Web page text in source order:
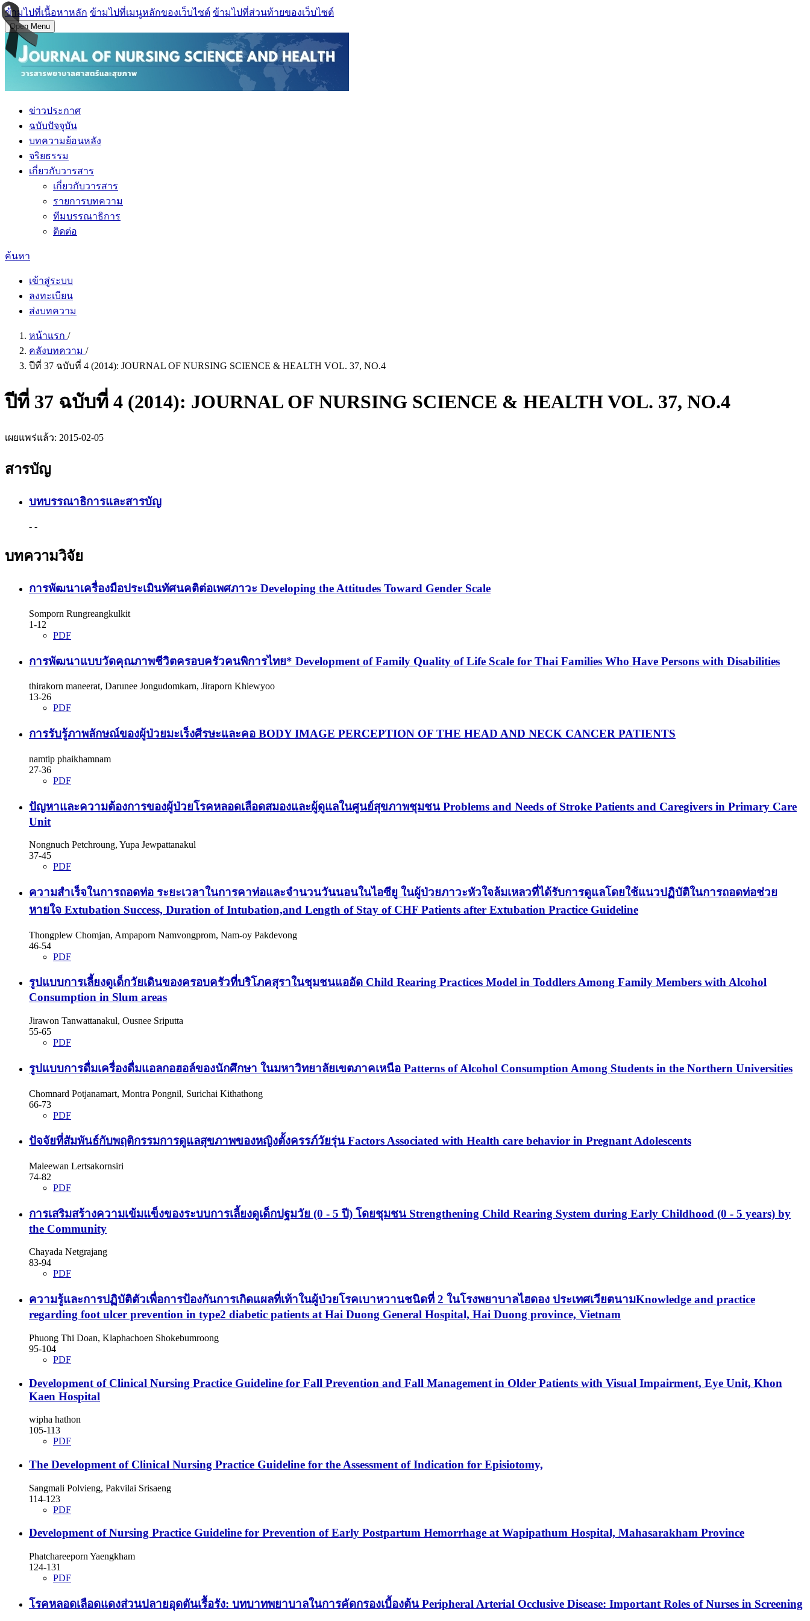
ข้ามไปที่เนื้อหาหลัก ข้ามไปที่เมนูหลักของเว็บไซต์ ข้ามไปที่ส่วนท้ายของเว็บไซต์
Open Menu
ข่าวประกาศ
ฉบับปัจจุบัน
บทความย้อนหลัง
จริยธรรม
เกี่ยวกับวารสาร
เกี่ยวกับวารสาร
รายการบทความ
ทีมบรรณาธิการ
ติดต่อ
ค้นหา
เข้าสู่ระบบ
ลงทะเบียน
ส่งบทความ
หน้าแรก /
คลังบทความ /
ปีที่ 37 ฉบับที่ 4 (2014): JOURNAL OF NURSING SCIENCE & HEALTH VOL. 37, NO.4
ปีที่ 37 ฉบับที่ 4 (2014): JOURNAL OF NURSING SCIENCE & HEALTH VOL. 37, NO.4
เผยแพร่แล้ว: 2015-02-05
สารบัญ
บทบรรณาธิการและสารบัญ
- -
บทความวิจัย
การพัฒนาเครื่องมือประเมินทัศนคติต่อเพศภาวะ Developing the Attitudes Toward Gender Scale
Somporn Rungreangkulkit
1-12
PDF
การพัฒนาแบบวัดคุณภาพชีวิตครอบครัวคนพิการไทย* Development of Family Quality of Life Scale for Thai Families Who Have Persons with Disabilities
thirakorn maneerat, Darunee Jongudomkarn, Jiraporn Khiewyoo
13-26
PDF
การรับรู้ภาพลักษณ์ของผู้ป่วยมะเร็งศีรษะและคอ BODY IMAGE PERCEPTION OF THE HEAD AND NECK CANCER PATIENTS
namtip phaikhamnam
27-36
PDF
ปัญหาและความต้องการของผู้ป่วยโรคหลอดเลือดสมองและผู้ดูแลในศูนย์สุขภาพชุมชน Problems and Needs of Stroke Patients and Caregivers in Primary Care
Unit
Nongnuch Petchroung, Yupa Jewpattanakul
37-45
PDF
ความสำเร็จในการถอดท่อ ระยะเวลาในการคาท่อและจำนวนวันนอนในไอซียู ในผู้ป่วยภาวะหัวใจล้มเหลวที่ได้รับการดูแลโดยใช้แนวปฏิบัติในการถอดท่อช่วย
หายใจ Extubation Success, Duration of Intubation,and Length of Stay of CHF Patients after Extubation Practice Guideline
Thongplew Chomjan, Ampaporn Namvongprom, Nam-oy Pakdevong
46-54
PDF
รูปแบบการเลี้ยงดูเด็กวัยเดินของครอบครัวที่บริโภคสุราในชุมชนแออัด Child Rearing Practices Model in Toddlers Among Family Members with Alcohol
Consumption in Slum areas
Jirawon Tanwattanakul, Ousnee Sriputta
55-65
PDF
รูปแบบการดื่มเครื่องดื่มแอลกอฮอล์ของนักศึกษา ในมหาวิทยาลัยเขตภาคเหนือ Patterns of Alcohol Consumption Among Students in the Northern Universities
Chomnard Potjanamart, Montra Pongnil, Surichai Kithathong
66-73
PDF
ปัจจัยที่สัมพันธ์กับพฤติกรรมการดูแลสุขภาพของหญิงตั้งครรภ์วัยรุ่น Factors Associated with Health care behavior in Pregnant Adolescents
Maleewan Lertsakornsiri
74-82
PDF
การเสริมสร้างความเข้มแข็งของระบบการเลี้ยงดูเด็กปฐมวัย (0 - 5 ปี) โดยชุมชน Strengthening Child Rearing System during Early Childhood (0 - 5 years) by
the Community
Chayada Netgrajang
83-94
PDF
ความรู้และการปฏิบัติตัวเพื่อการป้องกันการเกิดแผลที่เท้าในผู้ป่วยโรคเบาหวานชนิดที่ 2 ในโรงพยาบาลไฮดอง ประเทศเวียตนามKnowledge and practice
regarding foot ulcer prevention in type2 diabetic patients at Hai Duong General Hospital, Hai Duong province, Vietnam
Phuong Thi Doan, Klaphachoen Shokebumroong
95-104
PDF
Development of Clinical Nursing Practice Guideline for Fall Prevention and Fall Management in Older Patients with Visual Impairment, Eye Unit, Khon
Kaen Hospital
wipha hathon
105-113
PDF
The Development of Clinical Nursing Practice Guideline for the Assessment of Indication for Episiotomy,
Sangmali Polvieng, Pakvilai Srisaeng
114-123
PDF
Development of Nursing Practice Guideline for Prevention of Early Postpartum Hemorrhage at Wapipathum Hospital, Mahasarakham Province
Phatchareeporn Yaengkham
124-131
PDF
โรคหลอดเลือดแดงส่วนปลายอุดตันเรื้อรัง: บทบาทพยาบาลในการคัดกรองเบื้องต้น Peripheral Arterial Occlusive Disease: Important Roles of Nurses in Screening